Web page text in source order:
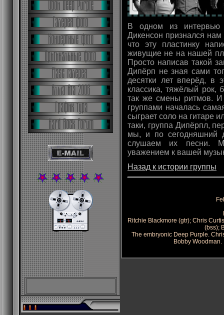
В одном из
Дикенсон признался нам
что эту пластинку
живущие не на нашей
Просто написав такой
Дипёрп не зная сами
десятки лет вперёд, в
классика, тяжёлый рок,
так же смены ритмов. И
группами началась
сыграет соло на гитаре
таки, группа Дипёрпл,
мы, и по сегодняшний
слушаем их песни.
уважением к вашей
Назад к истории группы
Ritchie Blackmore (gtr); Chris
(bss);
The embryonic Deep Purple.
Bobby